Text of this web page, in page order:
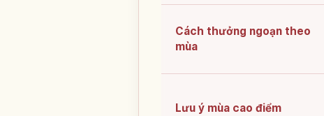
Cách thưởng ngoạn theo
mùa
Lưu ý mùa cao điểm